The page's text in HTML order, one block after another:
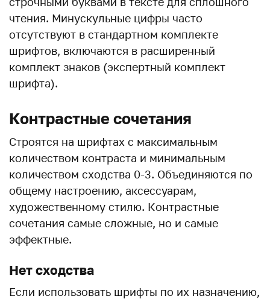
чтения. Минускульные цифры часто
отсутствуют в стандартном комплекте
шрифтов, включаются в расширенный
комплект знаков (экспертный комплект
шрифта).
Контрастные сочетания
Строятся на шрифтах с максимальным
количеством контраста и минимальным
количеством сходства 0-3. Объединяются по
общему настроению, аксессуарам,
художественному стилю. Контрастные
сочетания самые сложные, но и самые
эффектные.
Нет сходства
Если использовать шрифты по их назначению,